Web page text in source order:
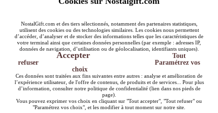
NostalGift.com et des tiers sélectionnés, notamment des partenaires statistiques,
utilisent des cookies ou des technologies similaires. Les cookies nous permettent
d’accéder, d’analyser et de stocker des informations telles que les caractéristiques de
votre terminal ainsi que certaines données personnelles (par exemple : adresses IP,
données de navigation, d’utilisation ou de géolocalisation, identifiants uniques).
Accepter
Tout
refuser
Paramétrez vos
choix
Ces données sont traitées aux fins suivantes entre autres : analyse et amélioration de
l’expérience utilisateur, de l'offre de contenus, de produits et de services... Pour plus
d’information, consulter notre politique de confidentialité (lien dans nos pieds de
page).
Vous pouvez exprimer vos choix en cliquant sur "Tout accepter", "Tout refuser" ou
"Paramétrez vos choix", et les modifier à tout moment sur notre site.